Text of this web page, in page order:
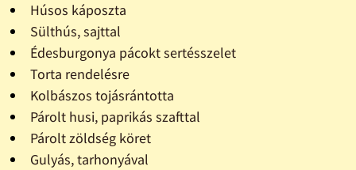
Húsos káposzta
Sülthús, sajttal
Édesburgonya pácokt sertésszelet
Torta rendelésre
Kolbászos tojásrántotta
Párolt husi, paprikás szafttal
Párolt zöldség köret
Gulyás, tarhonyával